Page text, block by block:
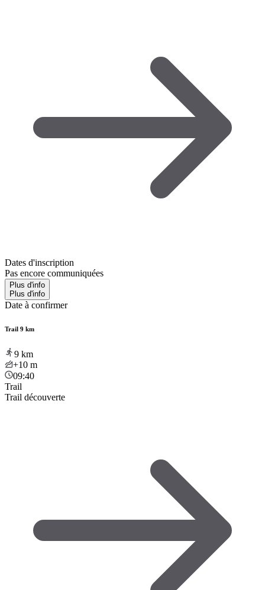
Dates d'inscription
Pas encore communiquées
Plus d'info
Plus d'info
Date à confirmer
Trail 9 km
9 km
+10 m
09:40
Trail
Trail découverte